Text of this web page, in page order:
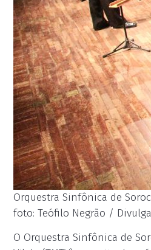
Orquestra Sinfônica de
foto: Teófilo Negrão /
O Orquestra Sinfônica de